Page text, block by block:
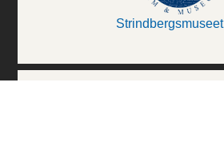
Strindbergsmuseet